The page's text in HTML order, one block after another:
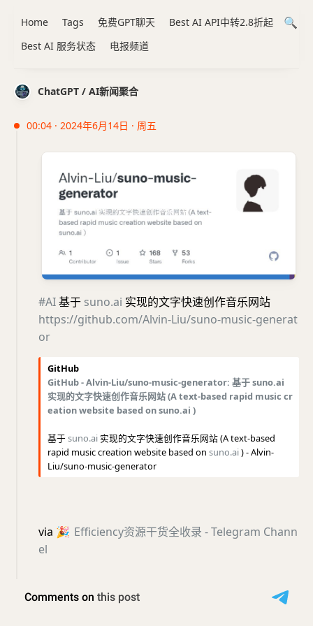
ChatGPT / AI新闻聚合
00:04 · 2024年6月14日 · 周五
#AI基于 suno.ai 实现的文字快速创作音乐网站
https://github.com/Alvin-Liu/suno-music-generat
or
GitHub
GitHub - Alvin-Liu/suno-music-generator: 基于 suno.ai
实现的文字快速创作音乐网站 (A text-based rapid music cr
eation website based on suno.ai )
基于suno.ai 实现的文字快速创作音乐网站 (A text-based
rapid music creation website based on suno.ai) - Alvin-
Liu/suno-music-generator
via 🎉 Efficiency资源干货全收录 - Telegram Chann
el
Home Tags 免费GPT聊天
Best AI API中转2.8折起
Best AI 服务状态
电报频道